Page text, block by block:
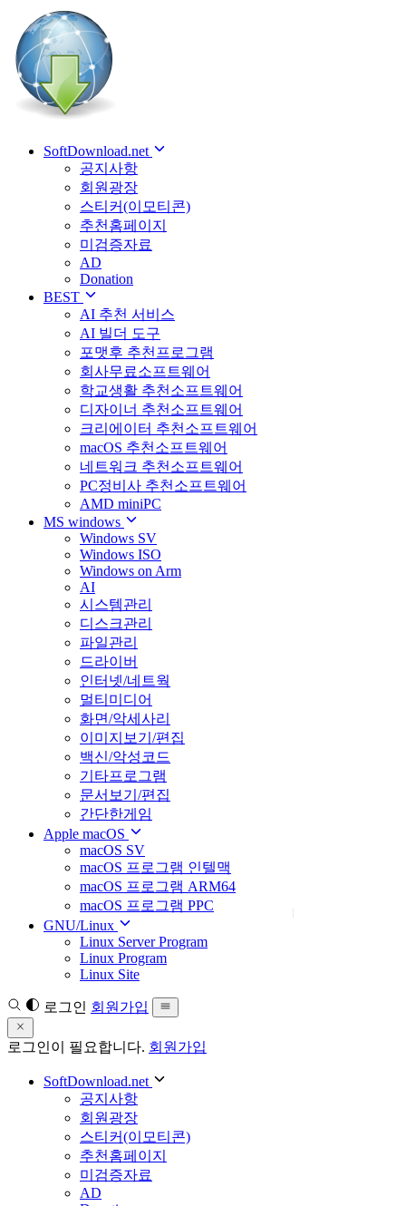
SoftDownload.net
공지사항
회원광장
스티커(이모티콘)
추천홈페이지
미검증자료
AD
Donation
BEST
AI 추천 서비스
AI 빌더 도구
포맷후 추천프로그램
회사무료소프트웨어
학교생활 추천소프트웨어
디자이너 추천소프트웨어
크리에이터 추천소프트웨어
macOS 추천소프트웨어
네트워크 추천소프트웨어
PC정비사 추천소프트웨어
AMD miniPC
MS windows
Windows SV
Windows ISO
Windows on Arm
AI
시스템관리
디스크관리
파일관리
드라이버
인터넷/네트웍
멀티미디어
화면/악세사리
이미지보기/편집
백신/악성코드
기타프로그램
문서보기/편집
간단한게임
Apple macOS
macOS SV
macOS 프로그램 인텔맥
macOS 프로그램 ARM64
macOS 프로그램 PPC
GNU/Linux
Linux Server Program
Linux Program
Linux Site
로그인 회원가입
로그인이 필요합니다. 회원가입
SoftDownload.net
공지사항
회원광장
스티커(이모티콘)
추천홈페이지
미검증자료
AD